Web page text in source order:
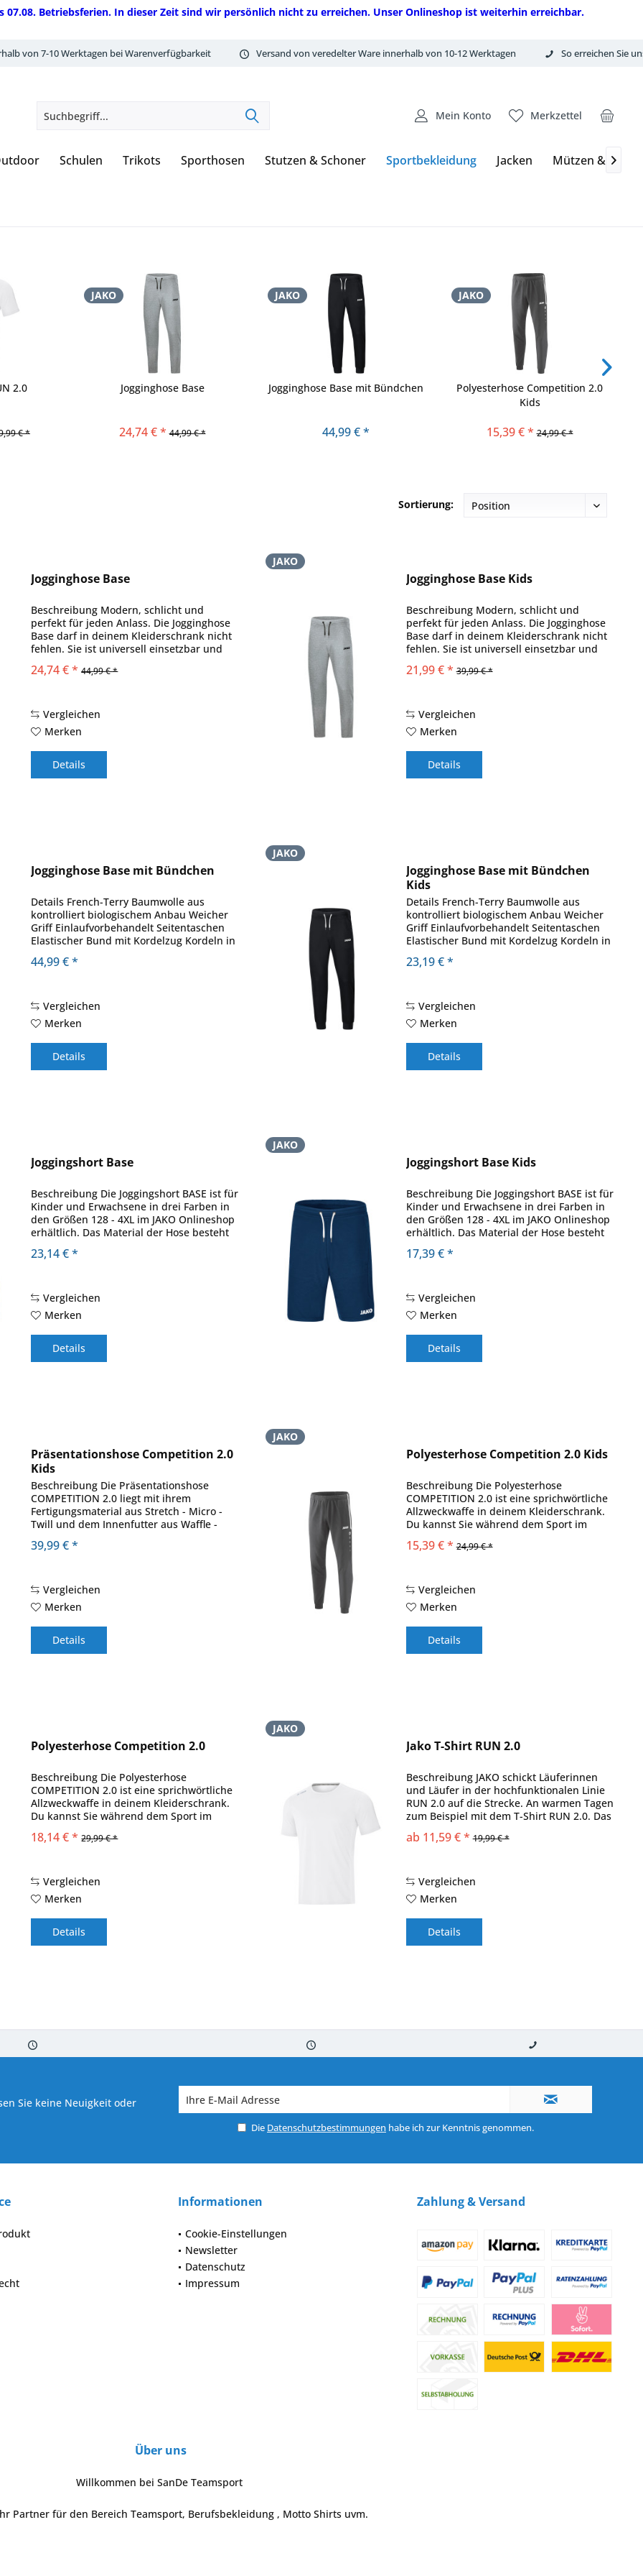
07.08. Betriebsferien. In dieser Zeit sind wir persönlich nicht zu erreichen. Unser Onlineshop ist weiterhin erreichbar.
von 7-10 Werktagen bei Warenverfügbarkeit Versand von veredelter Ware innerhalb von 10-12 Werktagen So erreichen Sie
Merkzettel
Mein Konto
Schulen Trikots Sporthosen Stutzen & Schoner Sportbekleidung Jacken Mützen & 
2.0
€ *
JAKO
Jogginghose Base
24,74 € * 44,99 € *
JAKO
Jogginghose Base mit Bündchen
44,99 € *
JAKO
Polyesterhose Competition 2.0
Kids
15,39 € * 24,99 € *
Sortierung:
Jogginghose Base
Beschreibung Modern, schlicht und
perfekt für jeden Anlass. Die Jogginghose
Base darf in deinem Kleiderschrank nicht
fehlen. Sie ist universell einsetzbar und
Teamlines kominierbar. Das Material der...
24,74 € * 44,99 € *
Vergleichen
Merken
Details
JAKO
Jogginghose Base Kids
Beschreibung Modern, schlicht und
perfekt für jeden Anlass. Die Jogginghose
Base darf in deinem Kleiderschrank nicht
fehlen. Sie ist universell einsetzbar und
Teamlines kominierbar. Das Material der...
21,99 € * 39,99 € *
Vergleichen
Merken
Details
Jogginghose Base mit Bündchen
Details French-Terry Baumwolle aus
kontrolliert biologischem Anbau Weicher
Griff Einlaufvorbehandelt Seitentaschen
Elastischer Bund mit Kordelzug Kordeln in
Material , 70 % Baumwolle (Bio), 30 %...
44,99 € *
Vergleichen
Merken
Details
JAKO
Jogginghose Base mit Bündchen
Kids
Details French-Terry Baumwolle aus
kontrolliert biologischem Anbau Weicher
Griff Einlaufvorbehandelt Seitentaschen
Elastischer Bund mit Kordelzug Kordeln in
Material , 70 % Baumwolle (Bio), 30 %...
23,19 € *
Vergleichen
Merken
Details
Joggingshort Base
Beschreibung Die Joggingshort BASE ist für
Kinder und Erwachsene in drei Farben in
den Größen 128 - 4XL im JAKO Onlineshop
erhältlich. Das Material der Hose besteht
Baumwolle ist aus kontrolliert...
23,14 € *
Vergleichen
Merken
Details
JAKO
Joggingshort Base Kids
Beschreibung Die Joggingshort BASE ist für
Kinder und Erwachsene in drei Farben in
den Größen 128 - 4XL im JAKO Onlineshop
erhältlich. Das Material der Hose besteht
Baumwolle ist aus kontrolliert...
17,39 € *
Vergleichen
Merken
Details
Präsentationshose Competition 2.0
Kids
Beschreibung Die Präsentationshose
COMPETITION 2.0 liegt mit ihrem
Fertigungsmaterial aus Stretch - Micro -
Twill und dem Innenfutter aus Waffle -
macht sie zur perfekten Begleiterin in der
39,99 € *
Vergleichen
Merken
Details
JAKO
Polyesterhose Competition 2.0 Kids
Beschreibung Die Polyesterhose
COMPETITION 2.0 ist eine sprichwörtliche
Allzweckwaffe in deinem Kleiderschrank.
Du kannst Sie während dem Sport im
Freizeit oder einfach nur an gemütlichen
15,39 € * 24,99 € *
Vergleichen
Merken
Details
Polyesterhose Competition 2.0
Beschreibung Die Polyesterhose
COMPETITION 2.0 ist eine sprichwörtliche
Allzweckwaffe in deinem Kleiderschrank.
Du kannst Sie während dem Sport im
Freizeit oder einfach nur an gemütlichen
18,14 € * 29,99 € *
Vergleichen
Merken
Details
JAKO
Jako T-Shirt RUN 2.0
Beschreibung JAKO schickt Läuferinnen
und Läufer in der hochfunktionalen Linie
RUN 2.0 auf die Strecke. An warmen Tagen
zum Beispiel mit dem T-Shirt RUN 2.0. Das
Rückenteil besteht aus einem
atmungsaktiven Mesh - Einsatz, der beim
ab 11,59 € * 19,99 € *
Vergleichen
Merken
Details
Sie keine Neuigkeit oder
Die Datenschutzbestimmungen habe ich zur Kenntnis genommen.
Informationen
Cookie-Einstellungen
Newsletter
Datenschutz
Impressum
Zahlung & Versand
Über uns
Willkommen bei SanDe Teamsport
Partner für den Bereich Teamsport, Berufsbekleidung , Motto Shirts uvm.